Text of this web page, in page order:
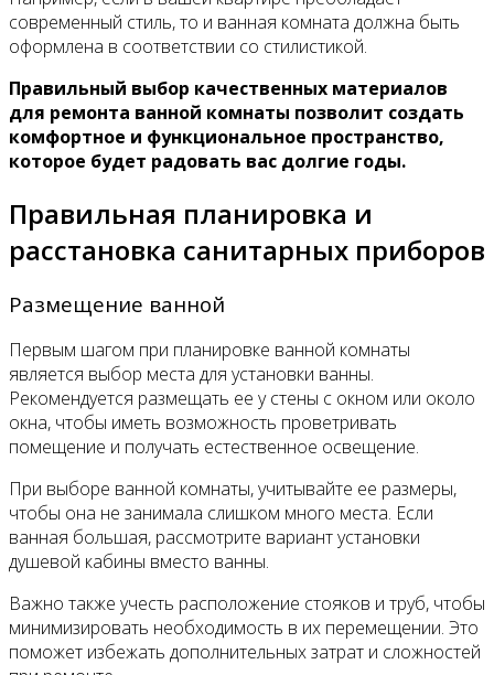
современный стиль, то и ванная комната должна быть
оформлена в соответствии со стилистикой.
Правильный выбор качественных материалов
для ремонта ванной комнаты позволит создать
комфортное и функциональное пространство,
которое будет радовать вас долгие годы.
Правильная планировка и
расстановка санитарных приборов
Размещение ванной
Первым шагом при планировке ванной комнаты
является выбор места для установки ванны.
Рекомендуется размещать ее у стены с окном или около
окна, чтобы иметь возможность проветривать
помещение и получать естественное освещение.
При выборе ванной комнаты, учитывайте ее размеры,
чтобы она не занимала слишком много места. Если
ванная большая, рассмотрите вариант установки
душевой кабины вместо ванны.
Важно также учесть расположение стояков и труб, чтобы
минимизировать необходимость в их перемещении. Это
поможет избежать дополнительных затрат и сложностей